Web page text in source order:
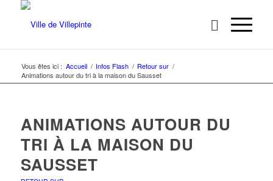
Vous êtes ici : Accueil / Infos Flash / Retour sur /
Animations autour du tri à la maison du Sausset
ANIMATIONS AUTOUR DU
TRI À LA MAISON DU
SAUSSET